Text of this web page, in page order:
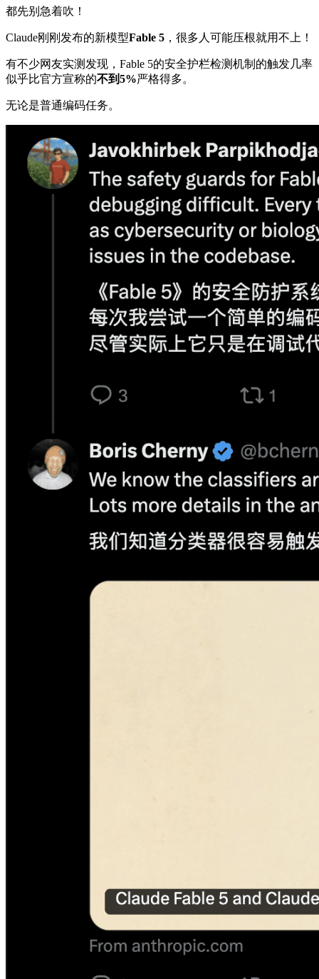
都先别急着吹！
Claude刚刚发布的新模型Fable 5 ，很多人可能压根就用不上！
有不少网友实测发现，Fable 5的安全护栏检测机制的触发几率
似乎比官方宣称的不到5%严格得多。
无论是普通编码任务。